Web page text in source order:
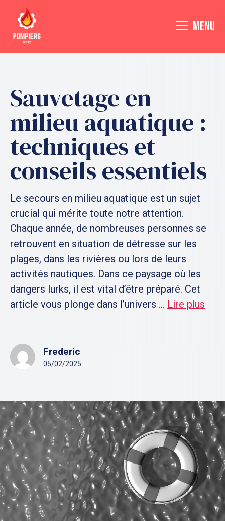
contenu
MENU
Sauvetage en
milieu aquatique :
techniques et
conseils essentiels
Le secours en milieu aquatique est un sujet
crucial qui mérite toute notre attention.
Chaque année, de nombreuses personnes se
retrouvent en situation de détresse sur les
plages, dans les rivières ou lors de leurs
activités nautiques. Dans ce paysage où les
dangers lurks, il est vital d’être préparé. Cet
article vous plonge dans l’univers ... Lire plus
Frederic
05/02/2025